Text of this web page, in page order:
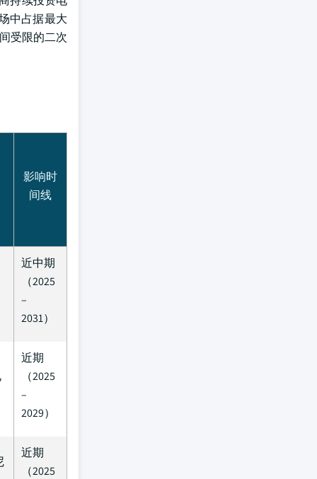
中占据最大
受限的二次
影响时
间线
近中期
（2025
–
2031）
近期
（2025
–
2029）
近期
（2025